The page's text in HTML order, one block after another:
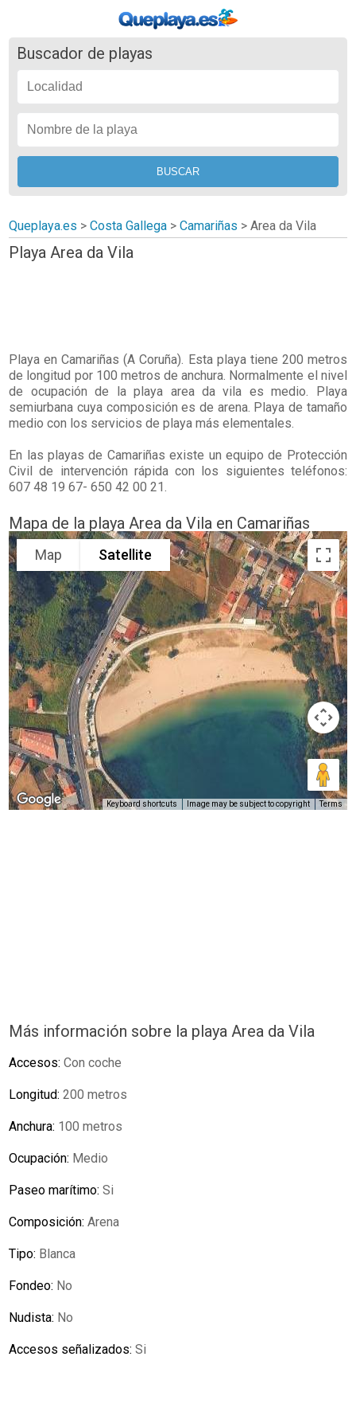
Buscador de playas
Queplaya.es >Costa Gallega >Camariñas >Area da Vila
Playa Area da Vila
Playa enCamariñas (A Coruña). Esta playa tiene 200 metros
de longitud por 100 metros de anchura. Normalmente el nivel
de ocupación de la playa area da vila es medio. Playa
semiurbana cuya composición es de arena. Playa de tamaño
medio con los servicios de playa más elementales.
En las playas de Camariñas existe un equipo de Protección
Civil de intervención rápida con los siguientes teléfonos:
607 48 19 67- 650 42 00 21.
Mapa de la playa Area da Vila en Camariñas
Map Satellite
Keyboard shortcuts Image may be subject to copyright Terms
Más información sobre la playa Area da Vila
Accesos:Con coche
Longitud:200 metros
Anchura: 100 metros
Ocupación: Medio
Paseo marítimo:Si
Composición:Arena
Tipo: Blanca
Fondeo: No
Nudista: No
Accesos señalizados:Si